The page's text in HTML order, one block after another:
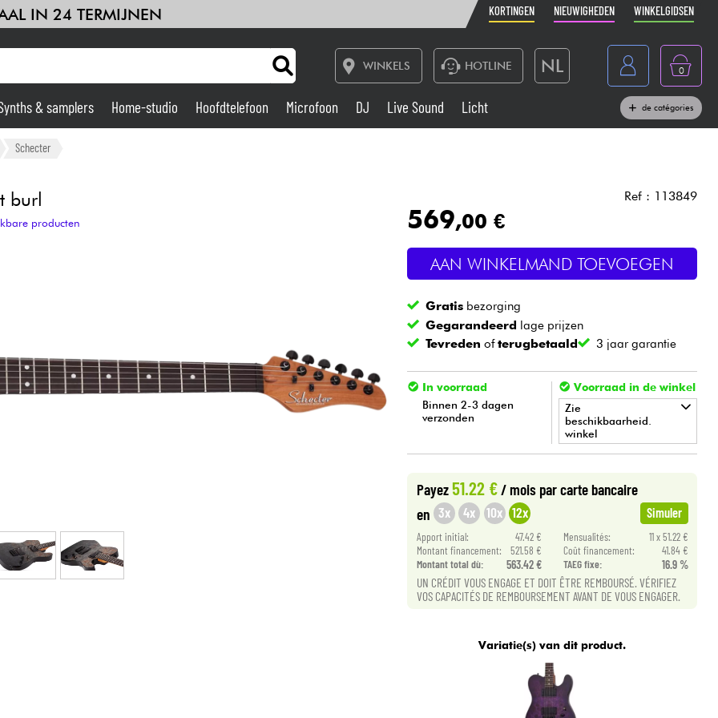
IN 24 TERMIJNEN KORTINGEN NIEUWIGHEDEN WINKELGIDSEN
WINKELS HOTLINE NL
France
Belgique
Deutschland
0
Live Sound
Blaasinstrument
Kabels & toebehoren
Sets
Bekijk onze merken
& samplers Home-studio Hoofdtelefoon Microfoon DJ Live Sound Licht de catégories
Schecter
burl
producten
Ref : 113849
569,00 €
AAN WINKELMAND TOEVOEGEN
Gratis bezorging
Gegarandeerd lage prijzen
Tevreden ofterugbetaald 3 jaar garantie
In voorraad
Binnen 2-3 dagen
verzonden
Voorraad in de winkel
Zie
beschikbaarheid.
winkel
• Star'
Payez51.22 €/ mois par carte bancaire
en 3x 4x 10x 12x Simuler
Apport initial: 47.42 € Mensualités:
11 x 51.22 €
Montant financement:
521.58 € Coût financement:
41.84 €
Montant total dù:
563.42 € TAEG fixe: 16.9 %
UN CRÉDIT VOUS ENGAGE ET DOIT ÊTRE REMBOURSÉ. VÉRIFIEZ
VOS CAPACITÉS DE REMBOURSEMENT AVANT DE VOUS ENGAGER.
Variatie(s) van dit product.